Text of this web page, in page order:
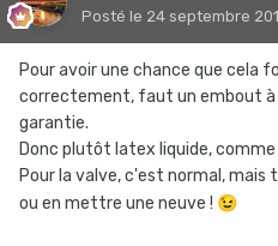
Posté le 24 septembre
Pour avoir une chance que cela
correctement, faut un embout à
garantie.
Donc plutôt latex liquide, comme
Pour la valve, c'est normal,
ou en mettre une neuve ! 😉